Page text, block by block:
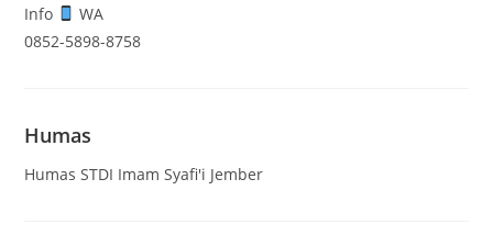
Info
WA
0852-5898-8758
Humas
Humas STDI Imam Syafi'i Jember